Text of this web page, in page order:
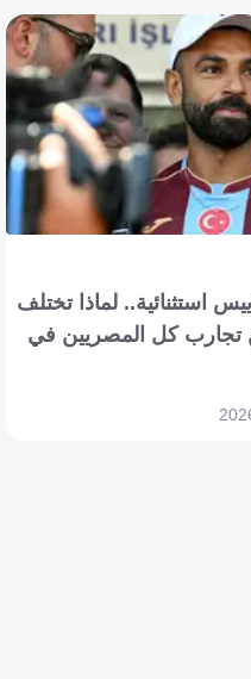
استثنائية.. لماذا تختلف
كل المصريين في